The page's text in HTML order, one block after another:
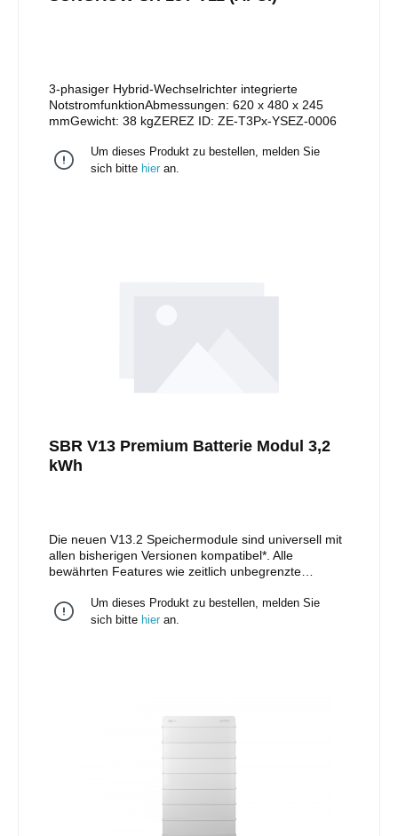
3-phasiger Hybrid-Wechselrichter integrierte
NotstromfunktionAbmessungen: 620 x 480 x 245
mmGewicht: 38 kgZEREZ ID: ZE-T3Px-YSEZ-0006
Um dieses Produkt zu bestellen, melden Sie
sich bitte hier an.
SBR V13 Premium Batterie Modul 3,2
kWh
Die neuen V13.2 Speichermodule sind universell mit
allen bisherigen Versionen kompatibel*. Alle
bewährten Features wie zeitlich unbegrenzte
durch Stapelkonzept sowie zertifizierte
Batteriesicherheit nach VDE 2510-50 bleiben am
Batteriekapazität (nutzbar): 3,2 kWh• Zeitfenster
Erweiterung: unbegrenzt• Zellchemie: LFP•
Schutzklasse: IP55• Gewicht: 33,0 kg
Um dieses Produkt zu bestellen, melden Sie
sich bitte hier an.